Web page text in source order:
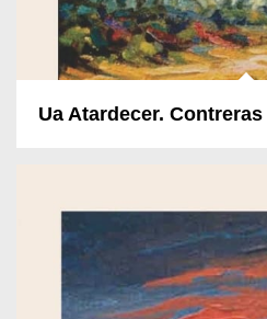
Ua Atardecer. Contreras